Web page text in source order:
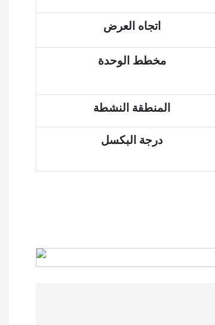
اتجاه العرض
مخطط الوحدة
المنطقة النشطة
درجة البكسل